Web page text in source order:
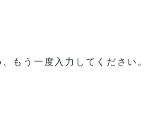
もう一度入力してください。